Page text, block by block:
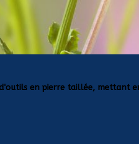
en pierre taillée, mettant